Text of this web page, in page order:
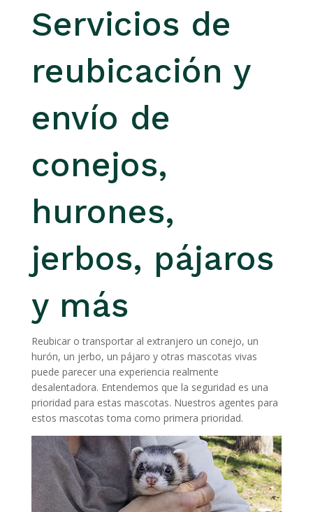
Servicios de
reubicación y
envío de
conejos,
hurones,
jerbos, pájaros
y más
Reubicar o transportar al extranjero un conejo, un
hurón, un jerbo, un pájaro y otras mascotas vivas
puede parecer una experiencia realmente
desalentadora. Entendemos que la seguridad es una
prioridad para estas mascotas. Nuestros agentes para
estos mascotas toma como primera prioridad.